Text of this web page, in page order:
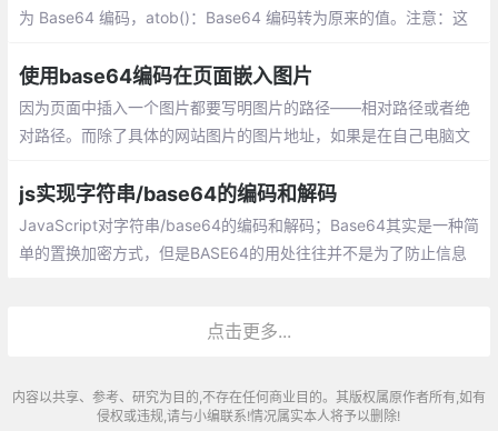
为 Base64 编码，atob()：Base64 编码转为原来的值。注意：这
使用base64编码在页面嵌入图片
因为页面中插入一个图片都要写明图片的路径——相对路径或者绝
对路径。而除了具体的网站图片的图片地址，如果是在自己电脑文
则由于地址不对或者没有将图片
js实现字符串/base64的编码和解码
JavaScript对字符串/base64的编码和解码；Base64其实是一种简
单的置换加密方式，但是BASE64的用处往往并不是为了防止信息
点击更多...
内容以共享、参考、研究为目的,不存在任何商业目的。其版权属原作者所有,如有
侵权或违规,请与小编联系!情况属实本人将予以删除!